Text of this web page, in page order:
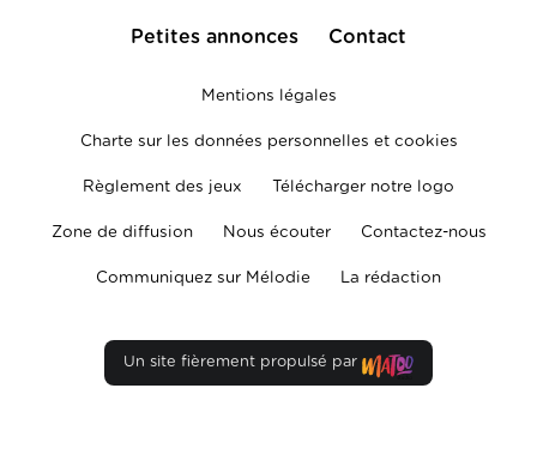
Petites annonces Contact
Mentions légales
Charte sur les données personnelles et cookies
Règlement des jeux Télécharger notre logo
Zone de diffusion Nous écouter Contactez-nous
Communiquez sur Mélodie La rédaction
Un site fièrement propulsé par